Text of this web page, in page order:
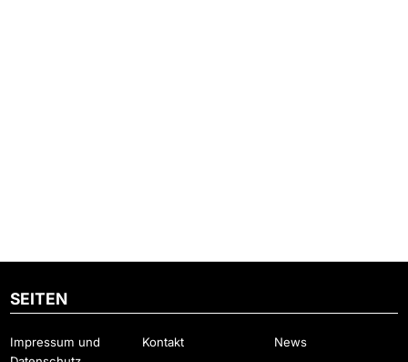
SEITEN
Impressum und
Kontakt News